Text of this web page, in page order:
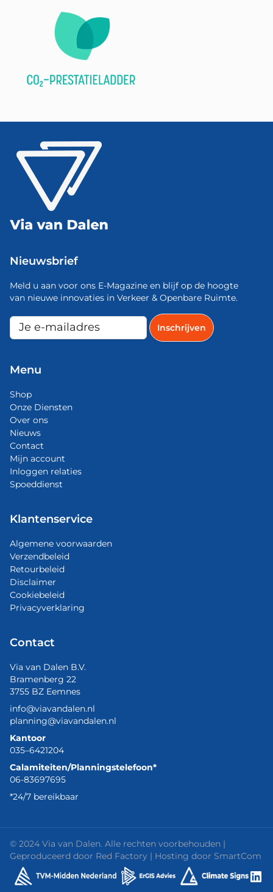
Nieuwsbrief
Meld u aan voor ons E-Magazine en blijf op de hoogte
van nieuwe innovaties in Verkeer & Openbare Ruimte.
Menu
Shop
Onze Diensten
Over ons
Nieuws
Contact
Mijn account
Inloggen relaties
Spoeddienst
Klantenservice
Algemene voorwaarden
Verzendbeleid
Retourbeleid
Disclaimer
Cookiebeleid
Privacyverklaring
Contact
Via van Dalen B.V.
Bramenberg 22
3755 BZ Eemnes
info@viavandalen.nl
planning@viavandalen.nl
Kantoor
035–6421204
Calamiteiten/Planningstelefoon*
06-83697695
*24/7 bereikbaar
© 2024 Via van Dalen. Alle rechten voorbehouden |
Geproduceerd door Red Factory | Hosting door SmartCom